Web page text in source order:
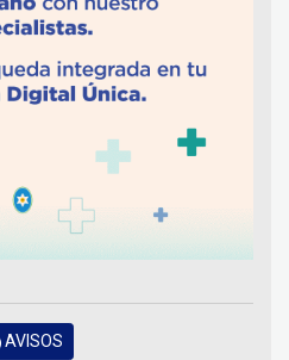
AVISOS